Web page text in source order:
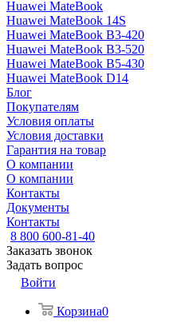
Huawei MateBook
Huawei MateBook 14S
Huawei MateBook B3-420
Huawei MateBook B3-520
Huawei MateBook B5-430
Huawei MateBook D14
Блог
Покупателям
Условия оплаты
Условия доставки
Гарантия на товар
О компании
О компании
Контакты
Документы
Контакты
8 800 600-81-40
Заказать звонок
Задать вопрос
Войти
Корзина0